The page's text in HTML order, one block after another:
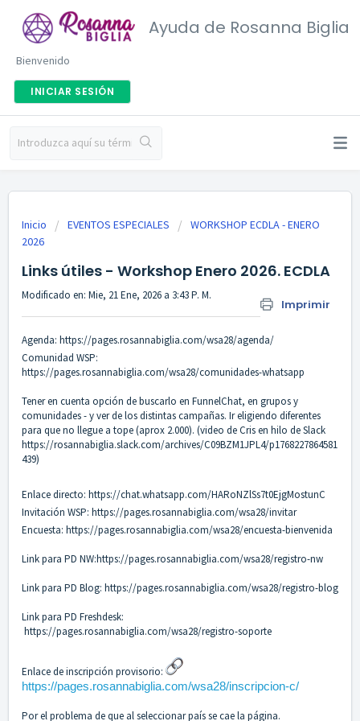
Ayuda de Rosanna Biglia
Bienvenido
INICIAR SESIÓN
Inicio EVENTOS ESPECIALES
WORKSHOP ECDLA - ENERO
2026
Links útiles - Workshop Enero 2026. ECDLA
Imprimir
Modificado en: Mie, 21 Ene, 2026 a 3:43 P. M.
Agenda: https://pages.rosannabiglia.com/wsa28/agenda/
Comunidad WSP:
https://pages.rosannabiglia.com/wsa28/comunidades-whatsapp
Tener en cuenta opción de buscarlo en FunnelChat, en grupos y
comunidades - y ver de los distintas campañas. Ir eligiendo diferentes
para que no llegue a tope (aprox 2.000). (video de Cris en hilo de Slack
https://rosannabiglia.slack.com/archives/C09BZM1JPL4/p1768227864581
439)
Enlace directo: https://chat.whatsapp.com/HARoNZlSs7t0EjgMostunC
Invitación WSP: https://pages.rosannabiglia.com/wsa28/invitar
Encuesta: https://pages.rosannabiglia.com/wsa28/encuesta-bienvenida
Link para PD NW:https://pages.rosannabiglia.com/wsa28/registro-nw
Link para PD Blog: https://pages.rosannabiglia.com/wsa28/registro-blog
Link para PD Freshdesk:
https://pages.rosannabiglia.com/wsa28/registro-soporte
Enlace de inscripción provisorio:
https://pages.rosannabiglia.com/wsa28/inscripcion-c/
Por el problema de que al seleccionar país se cae la página.